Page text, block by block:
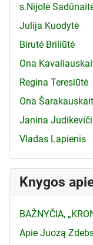
s.Nijolė
Julija Kuodytė
Birutė Briliūtė
Ona
Regina Teresiūtė
Ona
Janina
Vladas Lapienis
Knygos
BAŽNYČIA,
Apie Juozą